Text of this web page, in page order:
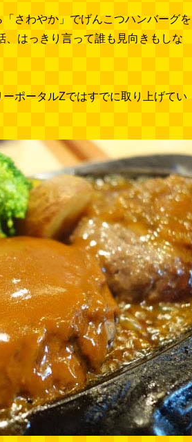
「さわやか」でげんこつハンバーグを
、はっきり言って誰も見向きもしな
ーポータルZではすでに取り上げてい